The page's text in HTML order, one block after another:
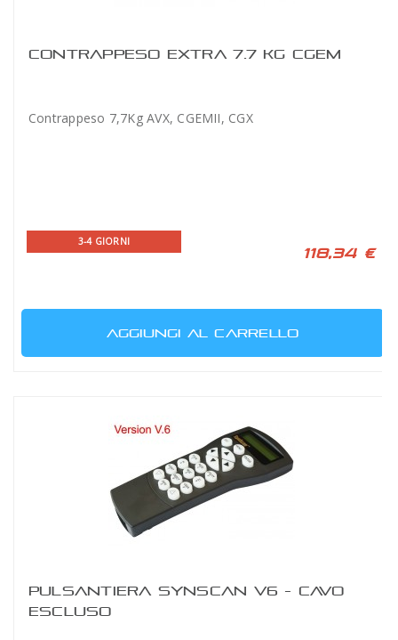
CONTRAPPESO EXTRA 7.7 KG CGEM
Contrappeso 7,7Kg AVX, CGEMII, CGX
3-4 GIORNI
118,34 €
AGGIUNGI AL CARRELLO
PULSANTIERA SYNSCAN V6 - CAVO
ESCLUSO